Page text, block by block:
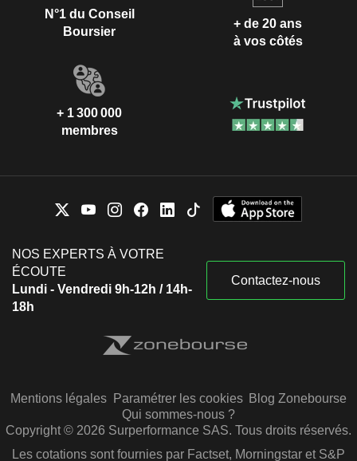
N°1 du Conseil
Boursier
+ de 20 ans
à vos côtés
+ 1 300 000
membres
NOS EXPERTS À VOTRE
ÉCOUTE
Lundi - Vendredi 9h-12h / 14h-
18h
Contactez-nous
Mentions légales Paramétrer les cookies Blog Zonebourse
Qui sommes-nous ?
Copyright © 2026 Surperformance SAS. Tous droits réservés.
Les cotations sont fournies par Factset, Morningstar et S&P